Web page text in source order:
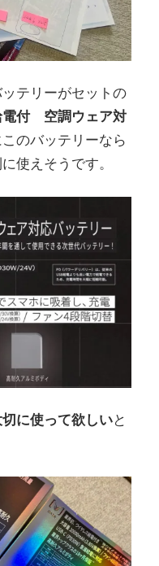
テリーがセットの
付 空調ウェア対
のバッテリーなら
使えそうです。
に使って欲しいと